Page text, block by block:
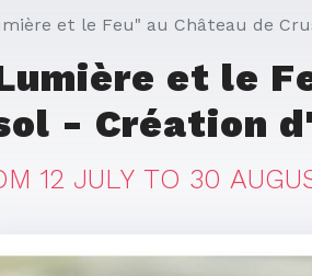
et le Feu" au Château de
et le
- Création
12 JULY TO 30